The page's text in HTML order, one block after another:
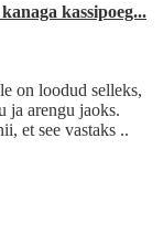
kassipoeg...
on loodud selleks,
ja arengu jaoks.
et see vastaks ..